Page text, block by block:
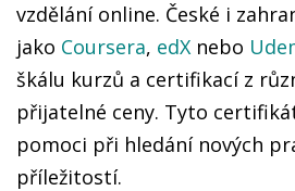
vzdělání online. České i
jako Coursera, edX nebo
škálu kurzů a certifikací z
přijatelné ceny. Tyto
pomoci při hledání nových
příležitostí.